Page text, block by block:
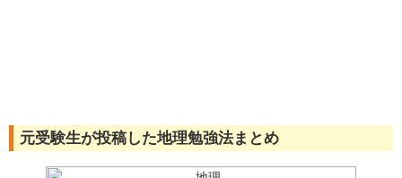
元受験生が投稿した地理勉強法まとめ